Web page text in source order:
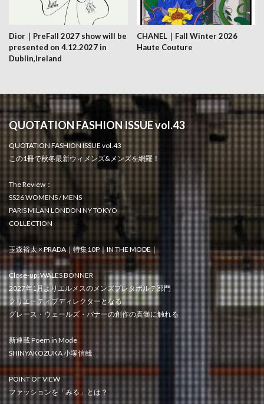
Dior｜PreFall 2027 show will be
presented on 4.12.2027 in
Dublin,Ireland
CHANEL｜Fall Winter 2026
Haute Couture
QUOTATION FASHION ISSUE vol.43
QUOTATION FASHION ISSUE vol.43
この1冊で秋冬最新ウィメンズ&メンズを網羅！
The Review：
SS26 WOMENS / MENS
PARIS MILAN LONDON NY TOKYO
COLLECTION
玉森裕太 × PRADA｜特集10P｜IN THE MODE｜
Close-up: WALES BONNER
2027年1月よりエルメスのメンズプレタポルテ部門
クリエーティブディレクターとなる
グレース・ウェールズ・バナーの創作の真髄に触れる
新連載 Poem in Mode
SHINYAKOZUKA 小塚信哉
POINT OF VIEW
ファッションを「みる」とは？